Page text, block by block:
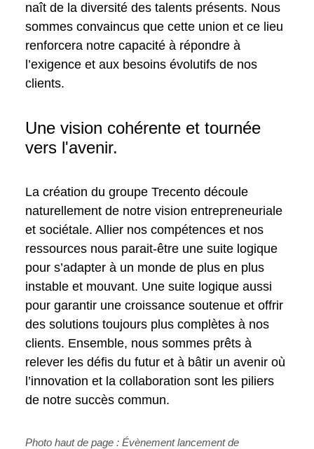
naît de la diversité des talents présents. Nous
sommes convaincus que cette union et ce lieu
renforcera notre capacité à répondre à
l’exigence et aux besoins évolutifs de nos
clients.
Une vision cohérente et tournée
vers l'avenir.
La création du groupe Trecento découle
naturellement de notre vision entrepreneuriale
et sociétale. Allier nos compétences et nos
ressources nous parait-être une suite logique
pour s’adapter à un monde de plus en plus
instable et mouvant. Une suite logique aussi
pour garantir une croissance soutenue et offrir
des solutions toujours plus complètes à nos
clients. Ensemble, nous sommes prêts à
relever les défis du futur et à bâtir un avenir où
l’innovation et la collaboration sont les piliers
de notre succès commun.
Photo haut de page : Évènement lancement de